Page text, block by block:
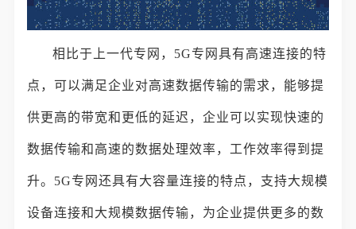
相比于上一代专网，5G专网具有高速连接的特
点，可以满足企业对高速数据传输的需求，能够提
供更高的带宽和更低的延迟，企业可以实现快速的
数据传输和高速的数据处理效率，工作效率得到提
升。5G专网还具有大容量连接的特点，支持大规模
设备连接和大规模数据传输，为企业提供更多的数